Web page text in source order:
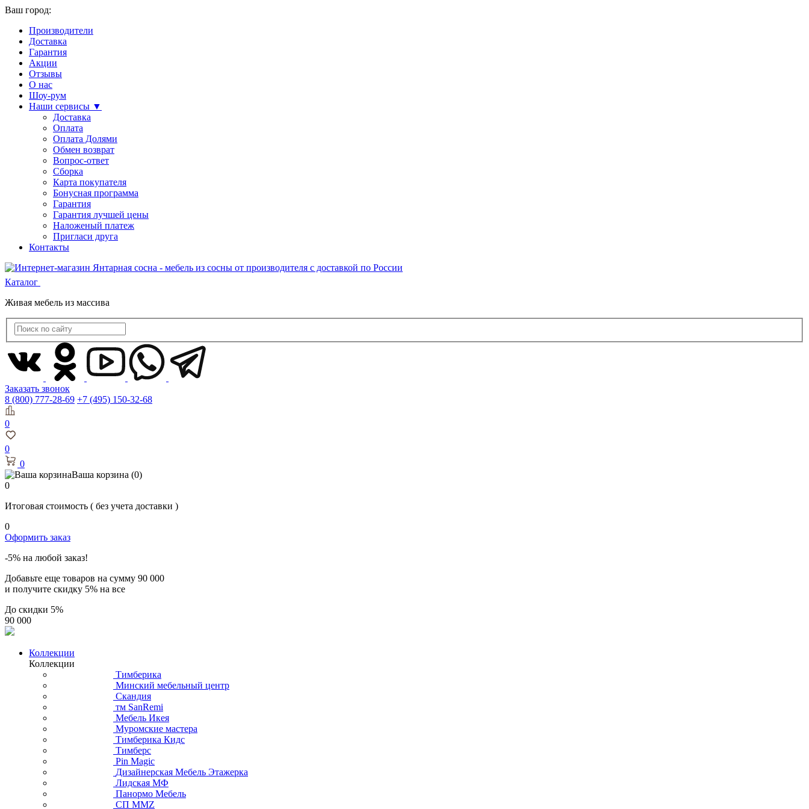
Ваш город:
Производители
Доставка
Гарантия
Акции
Отзывы
О нас
Шоу-рум
Наши сервисы ▼
Доставка
Оплата
Оплата Долями
Обмен возврат
Вопрос-ответ
Сборка
Карта покупателя
Бонусная программа
Гарантия
Гарантия лучшей цены
Наложеный платеж
Пригласи друга
Контакты
Каталог
Живая мебель из массива
Заказать звонок
8 (800) 777-28-69 +7 (495) 150-32-68
0
0
0
Ваша корзина (0)
0
Итоговая стоимость ( без учета доставки )
0
Оформить заказ
-5% на любой заказ!
Добавьте еще товаров на сумму 90 000
и получите скидку 5% на все
До скидки 5%
90 000
Коллекции
Коллекции
Тимберика
Минский мебельный центр
Скандия
тм SanRemi
Мебель Икея
Муромские мастера
Тимберика Кидс
Тимберс
Pin Magic
Дизайнерская Мебель Этажерка
Лидская МФ
Панормо Мебель
СП ММZ